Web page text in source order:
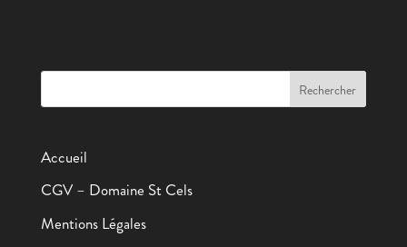
Accueil
CGV – Domaine St Cels
Mentions Légales